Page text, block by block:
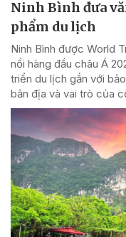
Ninh Bình đưa
phẩm du lịch
Ninh Bình được World
nổi hàng đầu châu Á
triển du lịch gắn với
bản địa và vai trò của